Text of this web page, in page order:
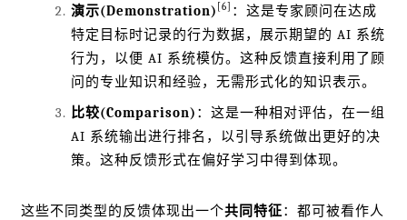
演示(Demonstration) [6]
：这是专家顾问在达成
特定目标时记录的行为数据，展示期望的 AI 系统
行为，以便 AI 系统模仿。这种反馈直接利用了顾
问的专业知识和经验，无需形式化的知识表示。
比较(Comparison) ：这是一种相对评估，在一组
AI 系统输出进行排名，以引导系统做出更好的决
策。这种反馈形式在偏好学习中得到体现。
这些不同类型的反馈体现出一个共同特征：都可被看作人